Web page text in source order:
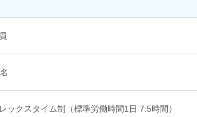
ックスタイム制（標準労働時間1日 7.5時間）